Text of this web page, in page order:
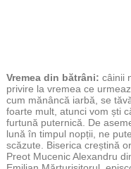
Vremea din bătrâni: câinii
privire la vremea ce
cum mănâncă iarbă, se
foarte mult, atunci vom ști
furtună puternică. De
lună în timpul nopții, ne
scăzute. Biserica creștină
Preot Mucenic Alexandru